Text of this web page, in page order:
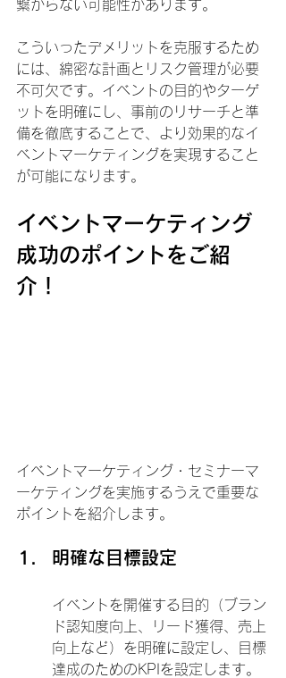
繋がらない可能性があります。
こういったデメリットを克服するため
には、綿密な計画とリスク管理が必要
不可欠です。イベントの目的やターゲ
ットを明確にし、事前のリサーチと準
備を徹底することで、より効果的なイ
ベントマーケティングを実現すること
が可能になります。
イベントマーケティング
成功のポイントをご紹
介！
イベントマーケティング・セミナーマ
ーケティングを実施するうえで重要な
ポイントを紹介します。
明確な目標設定
イベントを開催する目的（ブラン
ド認知度向上、リード獲得、売上
向上など）を明確に設定し、目標
達成のためのKPIを設定します。